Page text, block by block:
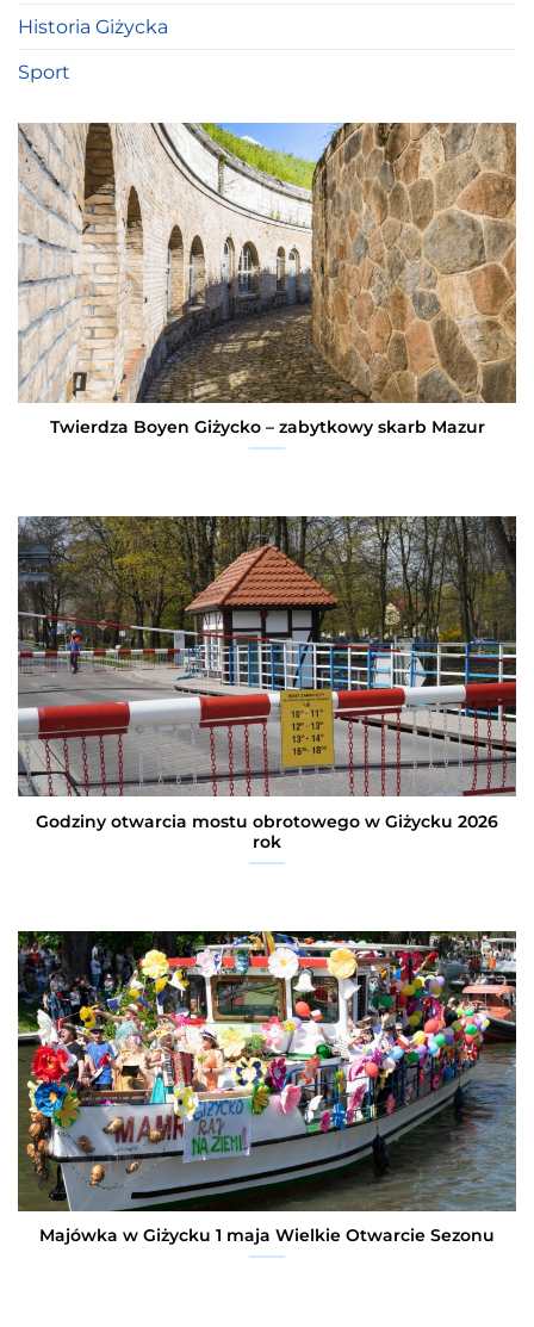
Historia Giżycka
Sport
Twierdza Boyen Giżycko – zabytkowy skarb Mazur
Godziny otwarcia mostu obrotowego w Giżycku 2026
rok
Majówka w Giżycku 1 maja Wielkie Otwarcie Sezonu